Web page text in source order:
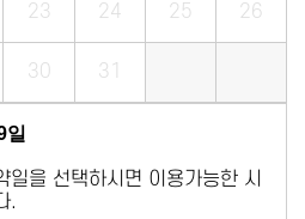
23 24 25 26
30 31
일
일을 선택하시면 이용가능한 시
.